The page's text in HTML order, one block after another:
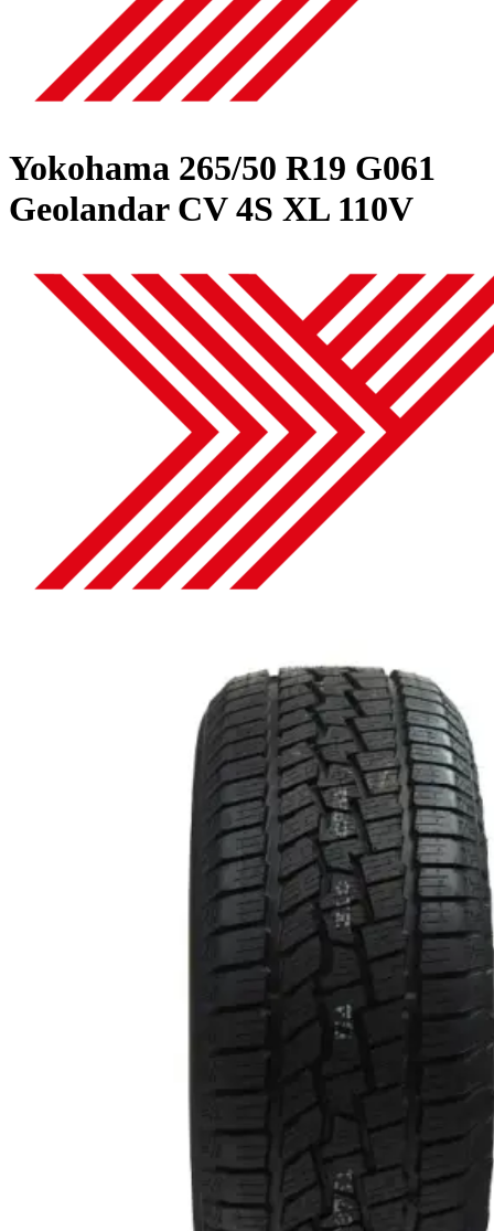
Yokohama 265/50 R19 G061
Geolandar CV 4S XL 110V